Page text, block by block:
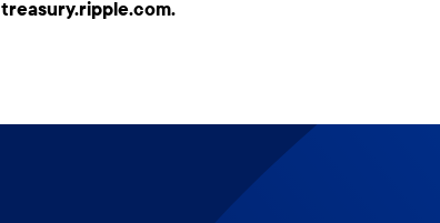
treasury.ripple.com.